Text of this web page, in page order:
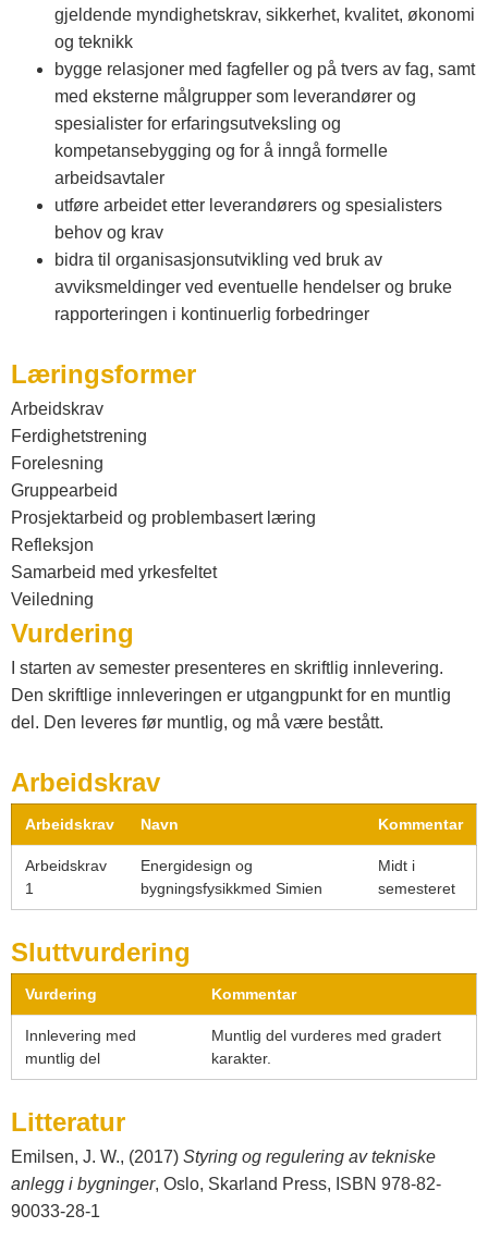
gjeldende myndighetskrav, sikkerhet, kvalitet, økonomi
og teknikk
bygge relasjoner med fagfeller og på tvers av fag, samt
med eksterne målgrupper som leverandører og
spesialister for erfaringsutveksling og
kompetansebygging og for å inngå formelle
arbeidsavtaler
utføre arbeidet etter leverandørers og spesialisters
behov og krav
bidra til organisasjonsutvikling ved bruk av
avviksmeldinger ved eventuelle hendelser og bruke
rapporteringen i kontinuerlig forbedringer
Læringsformer
Arbeidskrav
Ferdighetstrening
Forelesning
Gruppearbeid
Prosjektarbeid og problembasert læring
Refleksjon
Samarbeid med yrkesfeltet
Veiledning
Vurdering
I starten av semester presenteres en skriftlig innlevering.
Den skriftlige innleveringen er utgangpunkt for en muntlig
del. Den leveres før muntlig, og må være bestått.
Arbeidskrav
Arbeidskrav Navn Kommentar
Arbeidskrav
1
Energidesign og
bygningsfysikkmed Simien
Midt i
semesteret
Sluttvurdering
Vurdering Kommentar
Innlevering med
muntlig del
Muntlig del vurderes med gradert
karakter.
Litteratur
Emilsen, J. W., (2017) Styring og regulering av tekniske
anlegg i bygninger, Oslo, Skarland Press, ISBN 978-82-
90033-28-1